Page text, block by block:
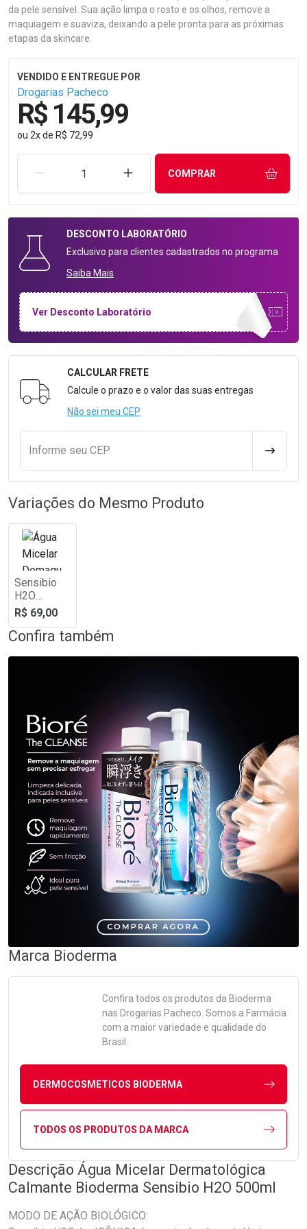
da pele sensível. Sua ação limpa o rosto e os olhos, remove a
maquiagem e suaviza, deixando a pele pronta para as próximas
etapas da skincare.
Drogarias Pacheco
R$ 145,99
ou 2xde R$ 72,99
REMOVER UMA UNIDADEAUMENTAR UMA UNIDADE
COMPRAR
DESCONTO LABORATÓRIO
Exclusivo para clientes cadastrados no programa
Saiba Mais
Ver Desconto Laboratório
Formulário para Calcular o Frete
CALCULAR FRETE
Calcule o prazo e o valor das suas entregas
Não sei meu CEP
Informe seu CEP
Variações do Mesmo Produto
Sensibio
H2O
Victoria
Beckham
R$ 69,00
Confira também
Marca Bioderma
Confira todos os produtos da Bioderma
nas Drogarias Pacheco. Somos a Farmácia
com a maior variedade e qualidade do
Brasil.
DERMOCOSMETICOS BIODERMA
TODOS OS PRODUTOS DA MARCA
Descrição Água Micelar Dermatológica
Calmante Bioderma Sensibio H2O 500ml
MODO DE AÇÃO BIOLÓGICO: